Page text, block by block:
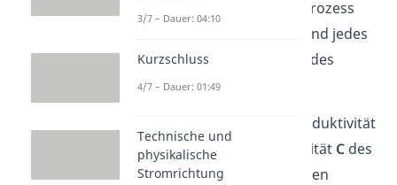
kann dieser Prozess
ablaufen und jedes
Mal wechselt die Polarität des
Kondensators.
Aufgrund der Induktivität
Lder Spule und der Kapazität Cdes
Kondensators kannst du den
3/7 – Dauer: 04:10
Kurzschluss
4/7 – Dauer: 01:49
Technische und
physikalische
Stromrichtung